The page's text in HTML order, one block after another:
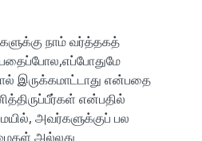
நாம் வர்த்தகத்
இருக்கமாட்டாது என்பதை
என்பதில்
அவர்களுக்குப் பல
அல்லது